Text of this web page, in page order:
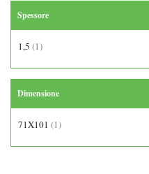
Spessore
1,5 (1)
Dimensione
71X101 (1)